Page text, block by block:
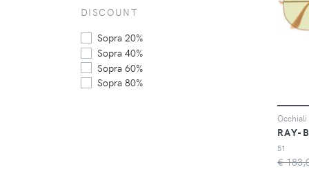
RAY-
51
€
DISCOUNT
Sopra 20%
Sopra 40%
Sopra 60%
Sopra 80%